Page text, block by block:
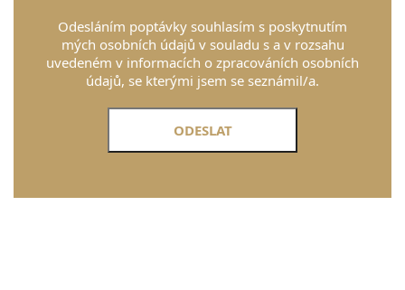
Odesláním poptávky souhlasím s poskytnutím
mých osobních údajů v souladu s a v rozsahu
uvedeném v informacích o zpracováních osobních
údajů, se kterými jsem se seznámil/a.